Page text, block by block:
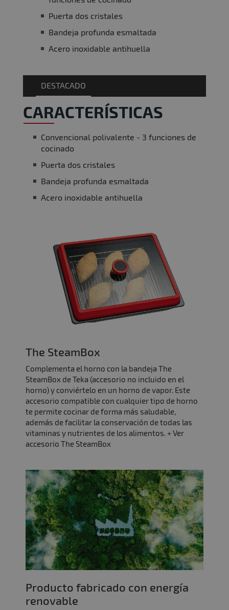
Puerta dos cristales
Bandeja profunda esmaltada
Acero inoxidable antihuella
DESTACADO
CARACTERÍSTICAS
Convencional polivalente - 3 funciones de
cocinado
Puerta dos cristales
Bandeja profunda esmaltada
Acero inoxidable antihuella
The SteamBox
Complementa el horno con la bandeja The
SteamBox de Teka (accesorio no incluido en el
horno) y conviértelo en un horno de vapor. Este
accesorio compatible con cualquier tipo de horno
te permite cocinar de forma más saludable,
además de facilitar la conservación de todas las
vitaminas y nutrientes de los alimentos. + Ver
accesorio The SteamBox
Producto fabricado con energía
renovable